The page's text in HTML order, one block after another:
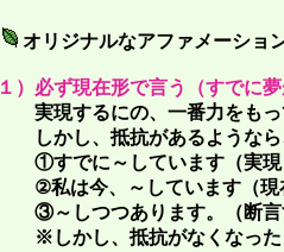
オリジナルなアファメーショ
１）必ず現在形で言う（すでに
実現するにの、一番力をもっ
しかし、抵抗があるような
①すでに～しています（実現
②私は今、～しています（現
③～しつつあります。（断言
※しかし、抵抗がなくなった